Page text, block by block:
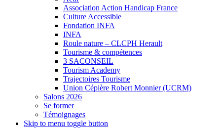
Association Action Handicap France
Culture Accessible
Fondation INFA
INFA
Roule nature – CLCPH Herault
Tourisme & compétences
3 SACONSEIL
Tourism Academy
Trajectoires Tourisme
Union Cépière Robert Monnier (UCRM)
Salons 2026
Se former
Témoignages
Skip to menu toggle button